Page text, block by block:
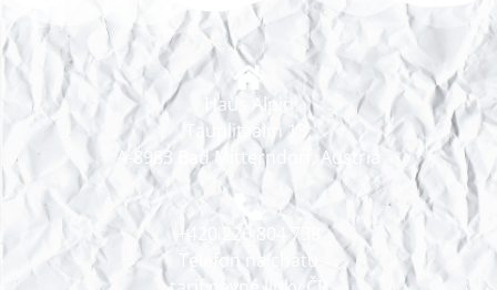
Haus Alpin
Tauplitzalm 13,
A-8983 Bad Mitterndorf, Austria
+420 226 804 738
Telefon na chatu